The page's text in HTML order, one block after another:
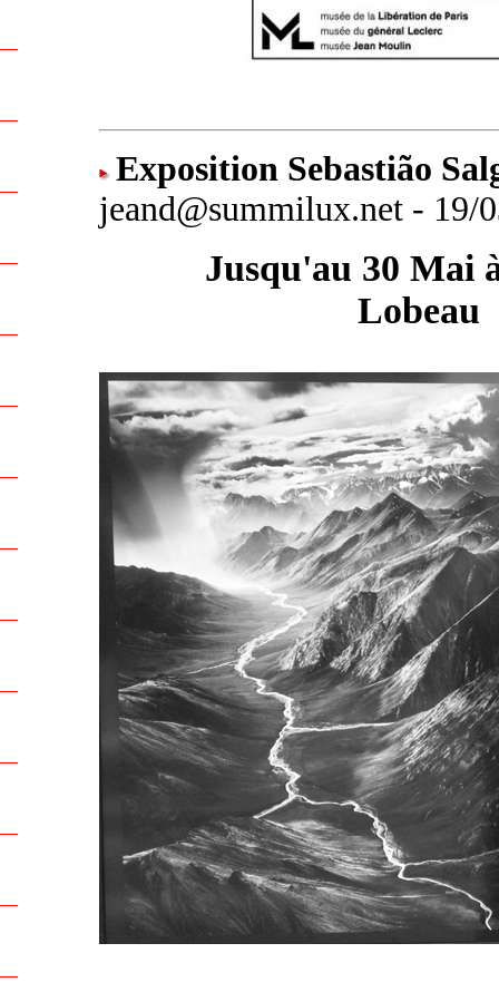
Exposition Sebastião
jeand@summilux.net - 19/
Jusqu'au 30 Mai
Lobeau